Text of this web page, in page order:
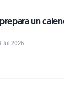
prepara un
Jul 2026